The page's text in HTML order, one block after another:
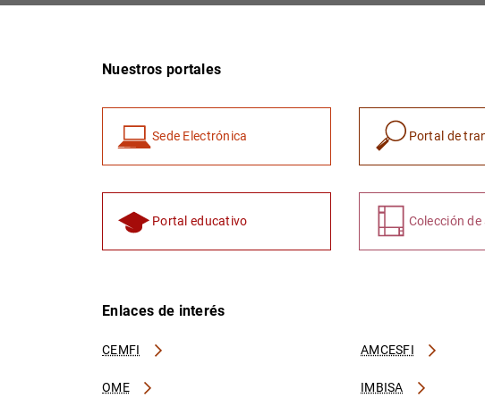
Nuestros portales
Sede Electrónica Portal de
Portal educativo Colección de
Enlaces de interés
CEMFI AMCESFI
OME IMBISA